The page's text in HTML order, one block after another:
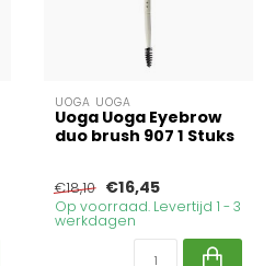
UOGA UOGA
Uoga Uoga Eyebrow
duo brush 907 1 Stuks
€18,10 €16,45
Op voorraad. Levertijd 1 - 3
werkdagen